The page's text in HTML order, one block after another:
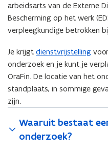
arbeidsarts van de Externe
Bescherming op het werk
verpleegkundige betrokken
Je krijgt dienstvrijstelling
onderzoek en je kunt je
OraFin. De locatie van het
standplaats, in sommige
zijn.
Waaruit bestaat
onderzoek?